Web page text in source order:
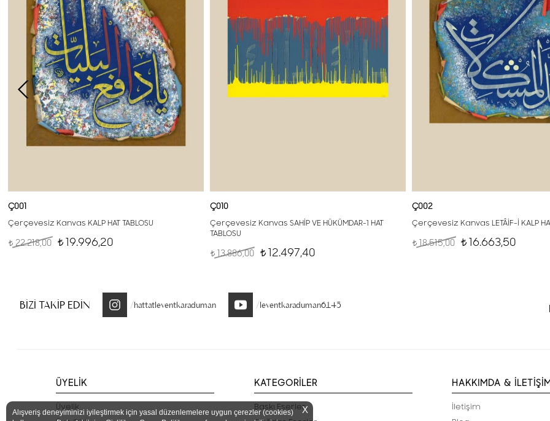
Ç001
Çerçevesiz Kanvas KALP HAT TABLOSU
t 22.218,00 t19.996,20
Ç010
Çerçevesiz Kanvas SAHİP VE HÜKÜMDAR-1 HAT
TABLOSU
t 13.886,00 t12.497,40
Ç002
Çerçevesiz Kanvas LETÂİF-İ KALP
t 18.515,00 t16.663,50
BİZİ TAKİP EDİN /hattatleventkaraduman /leventkaraduman6145
ÜYELİK
Üyelik
KATEGORİLER
Baskı Eserler
HAKKIMDA & İLETİŞİM
İletişim
Alışveriş deneyiminizi iyileştirmek için yasal düzenlemelere uygun çerezler (cookies)
X